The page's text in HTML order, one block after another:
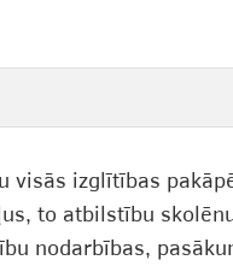
izglītības
to atbilstību
nodarbības,